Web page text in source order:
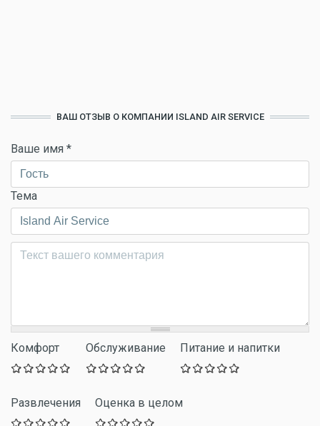
ВАШ ОТЗЫВ О КОМПАНИИ ISLAND AIR SERVICE
Ваше имя *
Тема
Комментарий*
Комфорт Обслуживание Питание и напитки
Развлечения Оценка в целом